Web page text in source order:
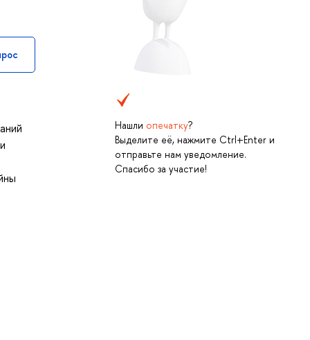
Нашли опечатку?
Выделите её, нажмите Ctrl+Enter и
отправьте нам уведомление.
Спасибо за участие!